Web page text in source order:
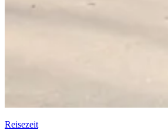
Reisezeit